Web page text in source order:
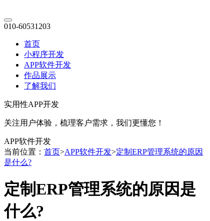
010-60531203
首页
小程序开发
APP软件开发
作品展示
了解我们
实用性APP开发
关注用户体验，梳理客户需求，我们更懂您！
APP软件开发
当前位置： 首页>APP软件开发>定制ERP管理系统的原因
是什么?
定制ERP管理系统的原因是
什么?